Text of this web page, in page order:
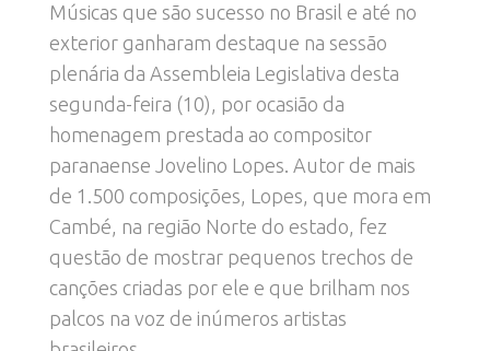
Músicas que são sucesso no Brasil e até no
exterior ganharam destaque na sessão
plenária da Assembleia Legislativa desta
segunda-feira (10), por ocasião da
homenagem prestada ao compositor
paranaense Jovelino Lopes. Autor de mais
de 1.500 composições, Lopes, que mora em
Cambé, na região Norte do estado, fez
questão de mostrar pequenos trechos de
canções criadas por ele e que brilham nos
palcos na voz de inúmeros artistas